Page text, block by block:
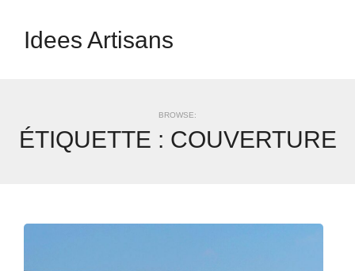
Idees Artisans
BROWSE:
ÉTIQUETTE : COUVERTURE